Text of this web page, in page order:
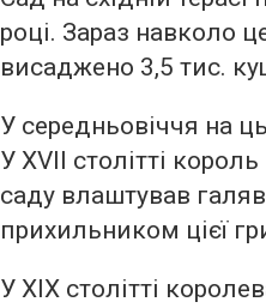
році. Зараз навколо
висаджено 3,5 тис.
У середньовіччя на
У XVII столітті
саду влаштував
прихильником цієї
У XIX столітті